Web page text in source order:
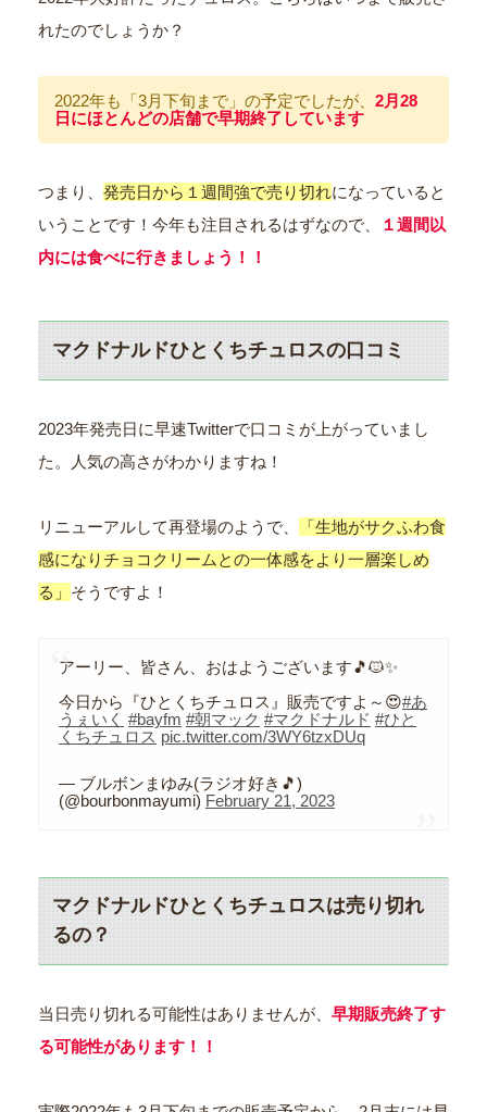
れたのでしょうか？
2022年も「3月下旬まで」の予定でしたが、 2月28
日にほとんどの店舗で早期終了しています
つまり、 発売日から１週間強で売り切れになっていると
いうことです！今年も注目されるはずなので、
１週間以
内には食べに行きましょう！！
マクドナルドひとくちチュロスの口コミ
2023年発売日に早速Twitterで口コミが上がっていまし
た。人気の高さがわかりますね！
リニューアルして再登場のようで、
「生地がサクふわ食
感になりチョコクリームとの一体感をより一層楽しめ
る」 そうですよ！
アーリー、皆さん、おはようございます🎵🐱✨
今日から『ひとくちチュロス』販売ですよ～😍#あ
うぇいく #bayfm #朝マック #マクドナルド #ひと
くちチュロス pic.twitter.com/3WY6tzxDUq
— ブルボンまゆみ(ラジオ好き🎵)
(@bourbonmayumi) February 21, 2023
マクドナルドひとくちチュロスは売り切れ
るの？
当日売り切れる可能性はありませんが、 早期販売終了す
る可能性があります！！